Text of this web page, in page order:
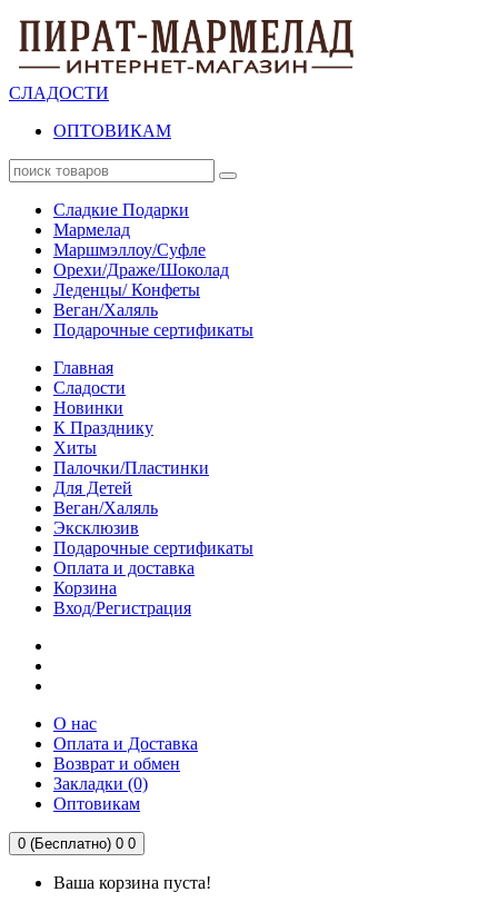
СЛАДОСТИ
ОПТОВИКАМ
Сладкие Подарки
Мармелад
Маршмэллоу/Суфле
Орехи/Драже/Шоколад
Леденцы/ Конфеты
Веган/Халяль
Подарочные сертификаты
Главная
Сладости
Новинки
К Празднику
Хиты
Палочки/Пластинки
Для Детей
Веган/Халяль
Эксклюзив
Подарочные сертификаты
Оплата и доставка
Корзина
Вход/Регистрация
О нас
Оплата и Доставка
Возврат и обмен
Закладки (0)
Оптовикам
0 (Бесплатно) 0 0
Ваша корзина пуста!